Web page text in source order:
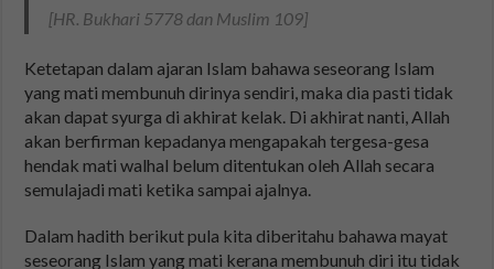
[HR. Bukhari 5778 dan Muslim 109]
Ketetapan dalam ajaran Islam bahawa seseorang Islam
yang mati membunuh dirinya sendiri, maka dia pasti tidak
akan dapat syurga di akhirat kelak. Di akhirat nanti, Allah
akan berfirman kepadanya mengapakah tergesa-gesa
hendak mati walhal belum ditentukan oleh Allah secara
semulajadi mati ketika sampai ajalnya.
Dalam hadith berikut pula kita diberitahu bahawa mayat
seseorang Islam yang mati kerana membunuh diri itu tidak